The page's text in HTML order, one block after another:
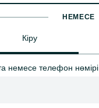
НЕМЕСЕ
Кіру
немесе телефон нөмірі